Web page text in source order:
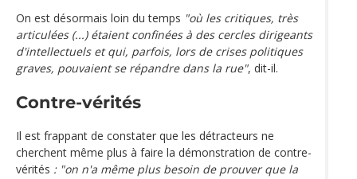
On est désormais loin du temps "où les critiques, très
articulées (...) étaient confinées à des cercles dirigeants
d'intellectuels et qui, parfois, lors de crises politiques
graves, pouvaient se répandre dans la rue", dit-il.
Contre-vérités
Il est frappant de constater que les détracteurs ne
cherchent même plus à faire la démonstration de contre-
vérités : "on n'a même plus besoin de prouver que la